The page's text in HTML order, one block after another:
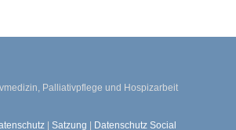
Palliativpflege und Hospizarbeit
| Satzung
Datenschutz Social